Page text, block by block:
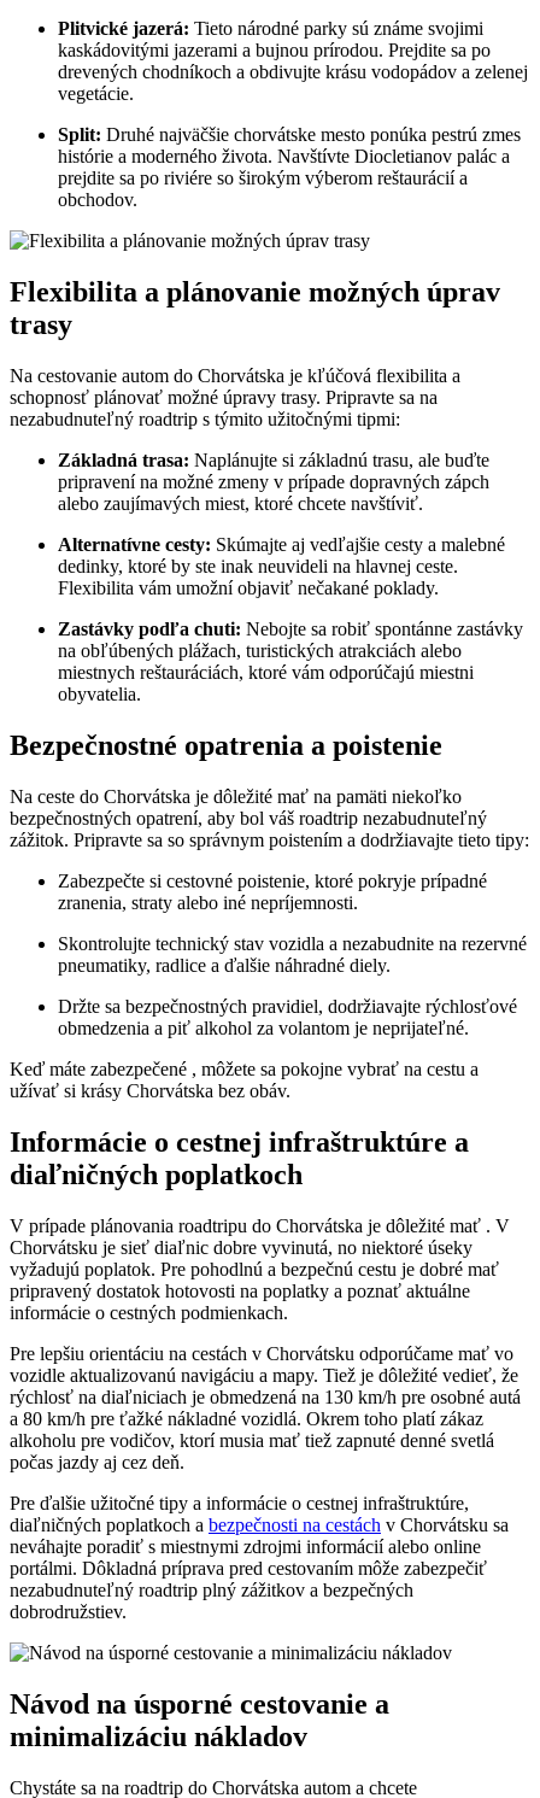
Plitvické jazerá: Tieto národné parky sú známe svojimi
kaskádovitými jazerami a bujnou prírodou. Prejdite sa po
drevených chodníkoch a obdivujte krásu vodopádov a zelenej
vegetácie.
Split: Druhé najväčšie chorvátske mesto ponúka pestrú zmes
histórie a moderného života. Navštívte Diocletianov palác a
prejdite sa po riviére so širokým výberom reštaurácií a
obchodov.
Flexibilita a plánovanie možných úprav
trasy
Na cestovanie autom do Chorvátska je kľúčová flexibilita a
schopnosť plánovať možné úpravy trasy. Pripravte sa na
nezabudnuteľný roadtrip s týmito užitočnými tipmi:
Základná trasa: Naplánujte si základnú trasu, ale buďte
pripravení na možné zmeny v prípade dopravných zápch
alebo zaujímavých miest, ktoré chcete navštíviť.
Alternatívne cesty: Skúmajte aj vedľajšie cesty a malebné
dedinky, ktoré by ste inak neuvideli na hlavnej ceste.
Flexibilita vám umožní objaviť nečakané poklady.
Zastávky podľa chuti: Nebojte sa robiť spontánne zastávky
na obľúbených plážach, turistických atrakciách alebo
miestnych reštauráciách, ktoré vám odporúčajú miestni
obyvatelia.
Bezpečnostné opatrenia a poistenie
Na ceste do Chorvátska je dôležité mať na pamäti niekoľko
bezpečnostných opatrení, aby bol váš roadtrip nezabudnuteľný
zážitok. Pripravte sa so správnym poistením a dodržiavajte tieto tipy:
Zabezpečte si cestovné poistenie, ktoré pokryje prípadné
zranenia, straty alebo iné nepríjemnosti.
Skontrolujte technický stav vozidla a nezabudnite na rezervné
pneumatiky, radlice a ďalšie náhradné diely.
Držte sa bezpečnostných pravidiel, dodržiavajte rýchlosťové
obmedzenia a piť alkohol za volantom je neprijateľné.
Keď máte zabezpečené , môžete sa pokojne vybrať na cestu a
užívať si krásy Chorvátska bez obáv.
Informácie o cestnej infraštruktúre a
diaľničných poplatkoch
V prípade plánovania roadtripu do Chorvátska je dôležité mať . V
Chorvátsku je sieť diaľnic dobre vyvinutá, no niektoré úseky
vyžadujú poplatok. Pre pohodlnú a bezpečnú cestu je dobré mať
pripravený dostatok hotovosti na poplatky a poznať aktuálne
informácie o cestných podmienkach.
Pre lepšiu orientáciu na cestách v Chorvátsku odporúčame mať vo
vozidle aktualizovanú navigáciu a mapy. Tiež je dôležité vedieť, že
rýchlosť na diaľniciach je obmedzená na 130 km/h pre osobné autá
a 80 km/h pre ťažké nákladné vozidlá. Okrem toho platí zákaz
alkoholu pre vodičov, ktorí musia mať tiež zapnuté denné svetlá
počas jazdy aj cez deň.
Pre ďalšie užitočné tipy a informácie o cestnej infraštruktúre,
diaľničných poplatkoch a bezpečnosti na cestách v Chorvátsku sa
neváhajte poradiť s miestnymi zdrojmi informácií alebo online
portálmi. Dôkladná príprava pred cestovaním môže zabezpečiť
nezabudnuteľný roadtrip plný zážitkov a bezpečných
dobrodružstiev.
Návod na úsporné cestovanie a
minimalizáciu nákladov
Chystáte sa na roadtrip do Chorvátska autom a chcete